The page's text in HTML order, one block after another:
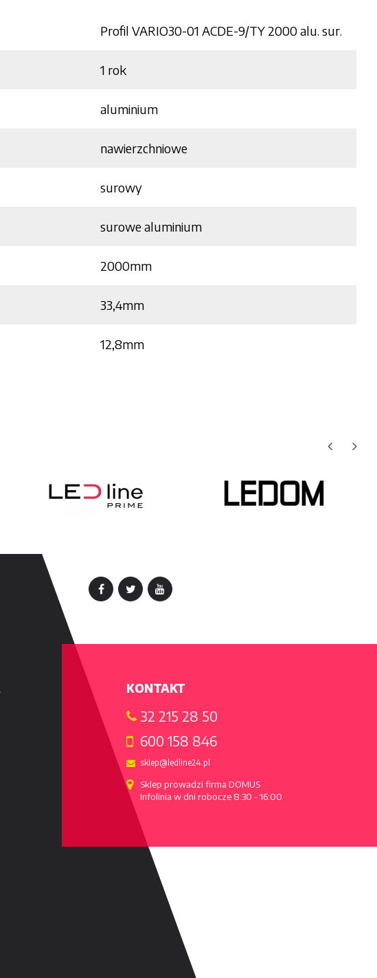
Profil VARIO30-01 ACDE-9/TY 2000 alu. sur.
1 rok
aluminium
nawierzchniowe
surowy
surowe aluminium
2000mm
33,4mm
12,8mm
KONTAKT
32 215 28 50
600 158 846
sklep@ledline24.pl
Sklep prowadzi firma DOMUS
Infolinia w dni robocze 8:30 - 16:00